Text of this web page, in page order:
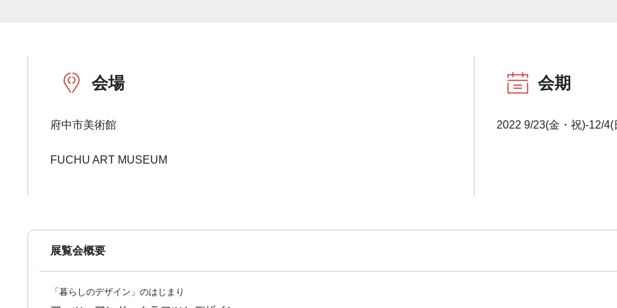
会場
府中市美術館
FUCHU ART MUSEUM
会期
2022 9/23(金・祝)-12/4(
展覧会概要
「暮らしのデザイン」のはじまり